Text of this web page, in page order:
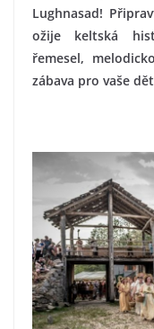
Lughnasad!
ožije keltská
řemesel,
zábava pro vaše